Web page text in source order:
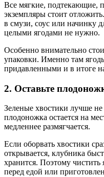
Все мягкие, подтекающие,
экземпляры стоит
в смузи, соус или начинку
целыми ягодами не нужно.
Особенно внимательно
упаковки. Именно там
придавленными и в итоге
2. Оставьте
Зеленые хвостики лучше не
плодоножка остается на
медленнее размягчается.
Если оборвать хвостики
открывается, клубника
хранится. Поэтому
перед едой или